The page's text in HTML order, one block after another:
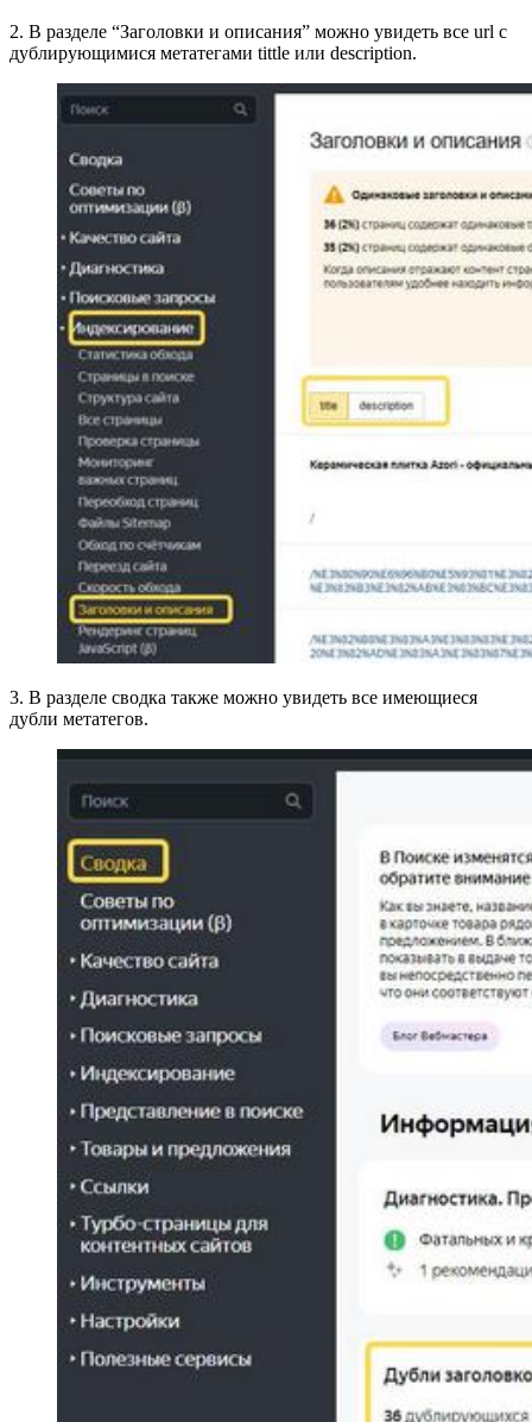
2. В разделе “Заголовки и описания” можно увидеть все url с
дублирующимися метатегами tittle или description.
3. В разделе сводка также можно увидеть все имеющиеся
дубли метатегов.